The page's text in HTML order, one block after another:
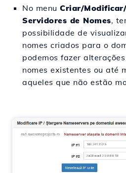
No menu Criar/
Servidores de Nomes,
possibilidade de
nomes criados para o
podemos fazer
nomes existentes ou até
aqueles que não estão